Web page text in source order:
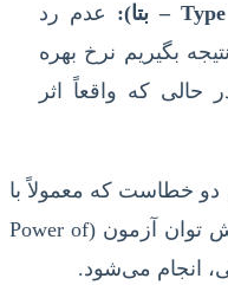
عدم رد
بگیریم نرخ بهره
حالی که واقعاً اثر
دو خطاست که معمولاً با
تعیین سطح معناداری (α) و افزایش توان آزمون (Power of